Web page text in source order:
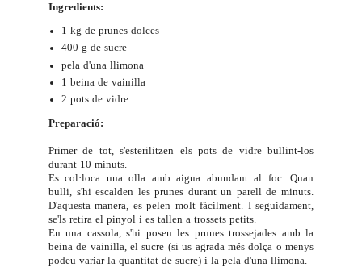
Ingredients:
1 kg de prunes dolces
400 g de sucre
pela d'una llimona
1 beina de vainilla
2 pots de vidre
Preparació:
Primer de tot, s'esterilitzen els pots de vidre bullint-los
durant 10 minuts.
Es col·loca una olla amb aigua abundant al foc. Quan
bulli, s'hi escalden les prunes durant un parell de minuts.
D'aquesta manera, es pelen molt fàcilment. I seguidament,
se'ls retira el pinyol i es tallen a trossets petits.
En una cassola, s'hi posen les prunes trossejades amb la
beina de vainilla, el sucre (si us agrada més dolça o menys
podeu variar la quantitat de sucre) i la pela d'una llimona.